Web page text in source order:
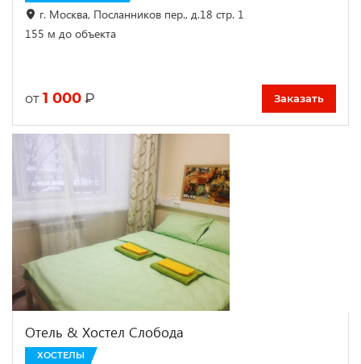
г. Москва, Посланников пер., д.18 стр. 1
155 м до объекта
от 1 000 ₽ Заказать
Отель & Хостел Слобода
ХОСТЕЛЫ